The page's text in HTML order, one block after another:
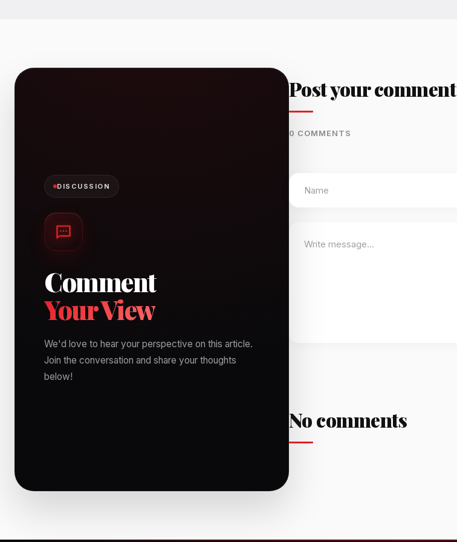
DISCUSSION
Comment
Your View
We'd love to hear your perspective on this article.
Join the conversation and share your thoughts
below!
Post your comment
0 COMMENTS
No comments